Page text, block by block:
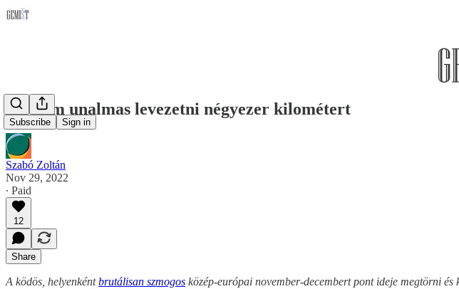
Subscribe Sign in
Így nem unalmas levezetni négyezer kilométert
Szabó Zoltán
Nov 29, 2022
∙ Paid
12
Share
A ködös, helyenkéntbrutálisan szmogos közép-európai november-decembert pont ideje megtörni